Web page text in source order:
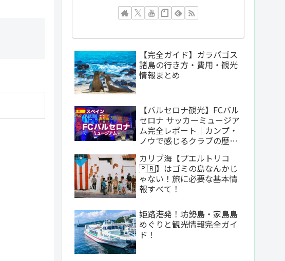
【完全ガイド】ガラパゴス
諸島の行き方・費用・観光
情報まとめ
【バルセロナ観光】FCバル
セロナ サッカーミュージア
ム完全レポート｜カンプ・
ノウで感じるクラブの歴史
カリブ海【プエルトリコ
🇵🇷】はゴミの島なんかじ
ゃない！旅に必要な基本情
報すべて！
姫路港発！坊勢島・家島島
めぐりと観光情報完全ガイ
ド！